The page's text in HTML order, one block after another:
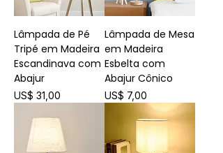
Lâmpada de Pé
Tripé em Madeira
Escandinava com
Abajur
Preço
US$ 31,00
Lâmpada de Mesa
em Madeira
Esbelta com
Abajur Cônico
Preço
US$ 7,00